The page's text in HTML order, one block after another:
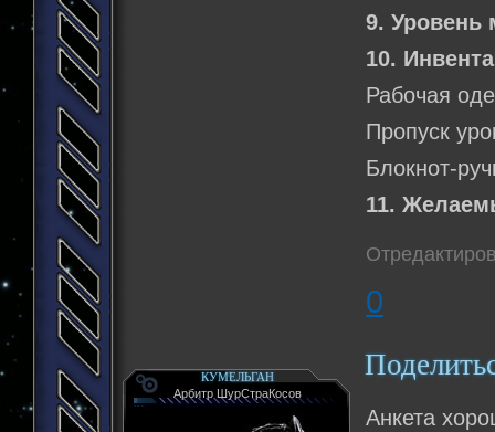
9. Уровень
10.
Рабочая
Пропуск
Блокнот-
11.
0
КУМЕЛЬГАН
Арбитр ШурСтраКосов
Анкета